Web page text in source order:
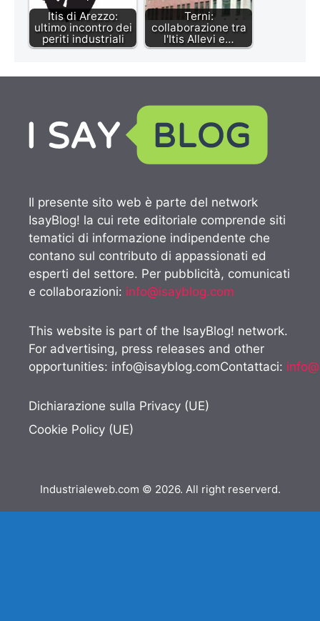
Itis di Arezzo:
ultimo incontro dei
periti industriali
Terni:
collaborazione tra
l'Itis Allevi e…
Il presente sito web è parte del network
IsayBlog! la cui rete editoriale comprende siti
tematici di informazione indipendente che
contano sul contributo di appassionati ed
esperti del settore. Per pubblicità, comunicati
e collaborazioni: info@isayblog.com
This website is part of the IsayBlog! network.
For advertising, press releases and other
opportunities: info@isayblog.comContattaci:
Dichiarazione sulla Privacy (UE)
Cookie Policy (UE)
Industrialeweb.com © 2026. All right reserverd.